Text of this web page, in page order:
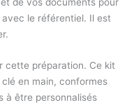
le référentiel. Il est
cette préparation. Ce kit
en main, conformes
à être personnalisés